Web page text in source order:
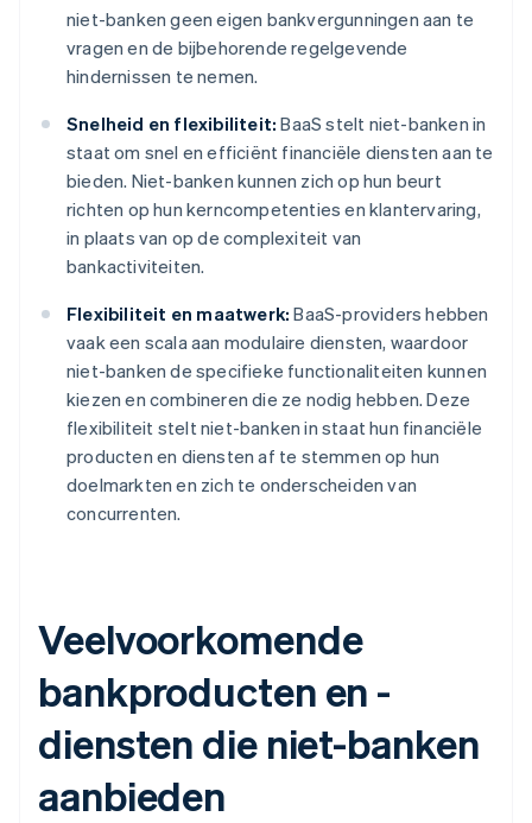
niet-banken geen eigen bankvergunningen aan te
vragen en de bijbehorende regelgevende
hindernissen te nemen.
Snelheid en flexibiliteit: BaaS stelt niet-banken in
staat om snel en efficiënt financiële diensten aan te
bieden. Niet-banken kunnen zich op hun beurt
richten op hun kerncompetenties en klantervaring,
in plaats van op de complexiteit van
bankactiviteiten.
Flexibiliteit en maatwerk: BaaS-providers hebben
vaak een scala aan modulaire diensten, waardoor
niet-banken de specifieke functionaliteiten kunnen
kiezen en combineren die ze nodig hebben. Deze
flexibiliteit stelt niet-banken in staat hun financiële
producten en diensten af te stemmen op hun
doelmarkten en zich te onderscheiden van
concurrenten.
Veelvoorkomende
bankproducten en -
diensten die niet-banken
aanbieden